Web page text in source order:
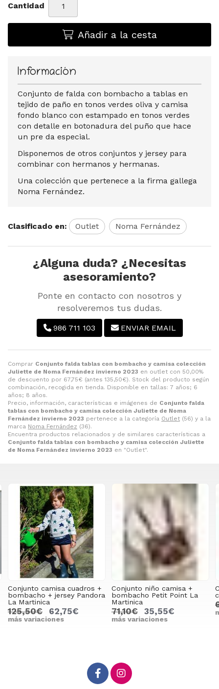
Cantidad
Añadir a la cesta
Comprar Conjunto falda tablas con bombacho y camisa colección
Juliette de Noma Fernández invierno 2023 en outlet con 50,00%
de descuento por 67,75€ (antes 135,50€). Stock del producto según
combinación, recogida en tienda. Disponible en tallas: 7 años; 6
años; 8 años.
Precio, información, características e imágenes de Conjunto falda
tablas con bombacho y camisa colección Juliette de Noma
Fernández invierno 2023 pertenece a la categoría Outlet (56) y a la
marca Noma Fernández (36).
Encuentra productos relacionados y de similares características a
Conjunto falda tablas con bombacho y camisa colección Juliette
de Noma Fernández invierno 2023 en "Outlet".
Información
Conjunto de falda con bombacho a tablas en
tejido de paño en tonos verdes oliva y camisa
fondo blanco con estampado en tonos verdes
con detalle en botonadura del puño que hace
un pre da especial.
Disponemos de otros conjuntos y jersey para
combinar con hermanos y hermanas.
Una colección que pertenece a la firma gallega
Noma Fernández.
Clasificado en: Outlet Noma Fernández
¿Alguna duda? ¿Necesitas
asesoramiento?
Ponte en contacto con nosotros y
resolveremos tus dudas.
986 711 103 ENVIAR EMAIL
Conjunto camisa cuadros +
bombacho + jersey Pandora
La Martinica
125,50€ 62,75€
más variaciones
Conjunto niño camisa +
bombacho Petit Point La
Martinica
71,10€ 35,55€
más variaciones